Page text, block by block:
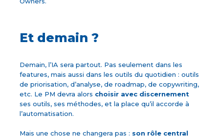
Et demain ?
Demain, l’IA sera partout. Pas seulement dans les
features, mais aussi dans les outils du quotidien : outils
de priorisation, d’analyse, de roadmap, de copywriting,
etc. Le PM devra alors choisir avec discernement
ses outils, ses méthodes, et la place qu’il accorde à
l’automatisation.
Mais une chose ne changera pas : son rôle central